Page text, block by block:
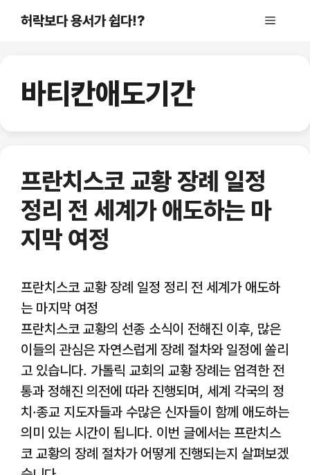
허락보다 용서가 쉽다!? 메
바티칸애도기간
프란치스코 교황 장례 일정
정리 전 세계가 애도하는 마
지막 여정
프란치스코 교황 장례 일정 정리 전 세계가 애도하
는 마지막 여정
프란치스코 교황의 선종 소식이 전해진 이후, 많은
이들의 관심은 자연스럽게 장례 절차와 일정에 쏠리
고 있습니다. 가톨릭 교회의 교황 장례는 엄격한 전
통과 정해진 의전에 따라 진행되며, 세계 각국의 정
치·종교 지도자들과 수많은 신자들이 함께 애도하는
의미 있는 시간이 됩니다. 이번 글에서는 프란치스
코 교황의 장례 절차가 어떻게 진행되는지 살펴보겠